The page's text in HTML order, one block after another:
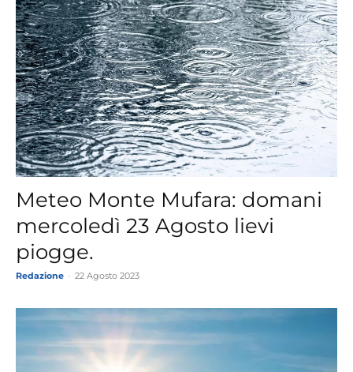
Meteo Monte Mufara: domani
mercoledì 23 Agosto lievi
piogge.
Redazione 22 Agosto 2023